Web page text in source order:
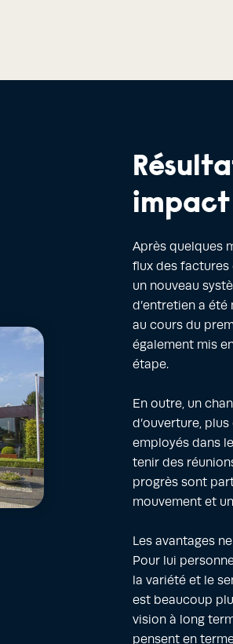
Après quelques
flux des factures
un nouveau
d’entretien a
au cours du
également mis
étape.
En outre, un
d’ouverture,
employés dans
tenir des
progrès sont
mouvement et
Les avantages
Pour lui
la variété et le
est beaucoup
vision à long
pensent en